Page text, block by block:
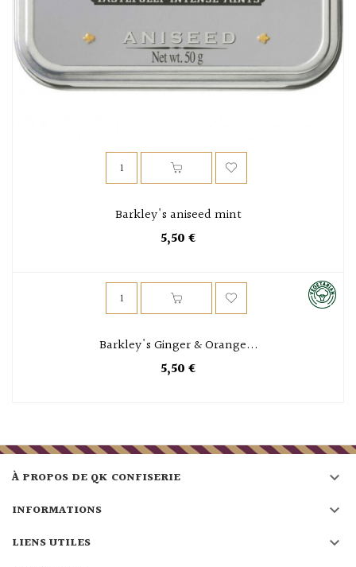
Barkley's aniseed mint
5,50 €
Barkley's Ginger & Orange...
5,50 €
À PROPOS DE QK CONFISERIE 
INFORMATIONS 
LIENS UTILES 